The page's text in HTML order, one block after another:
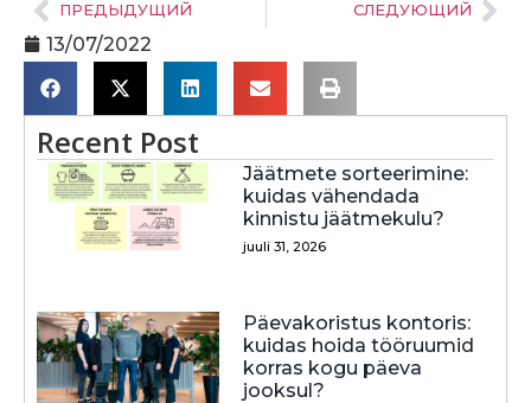
ПРЕДЫДУЩИЙ СЛЕДУЮЩИЙ
13/07/2022
Recent Post
Jäätmete sorteerimine:
kuidas vähendada
kinnistu jäätmekulu?
juuli 31, 2026
Päevakoristus kontoris:
kuidas hoida tööruumid
korras kogu päeva
jooksul?